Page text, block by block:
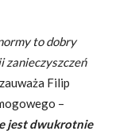
to dobry
zanieczyszczeń
Filip
–
jest dwukrotnie